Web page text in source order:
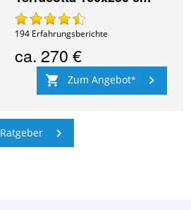
194 Erfahrungsberichte
ca. 270 €
Zum Angebot